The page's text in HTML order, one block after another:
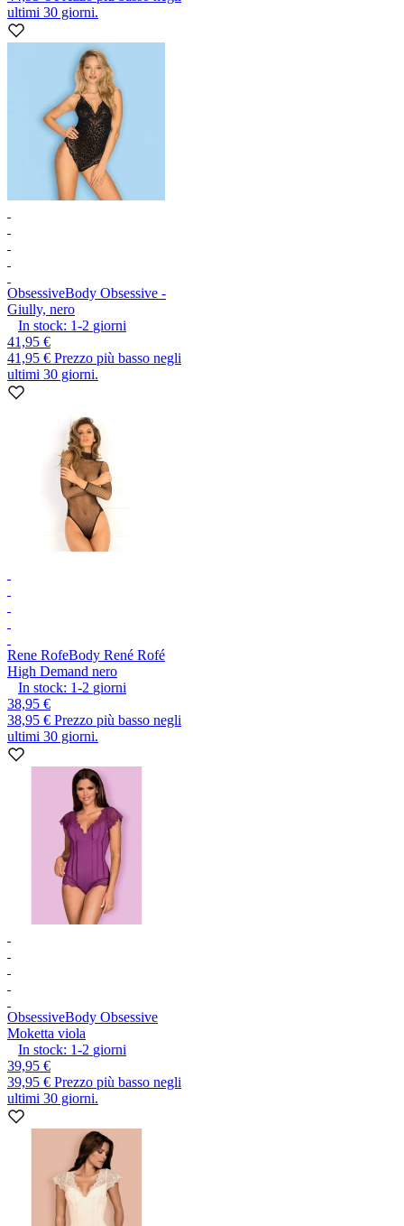
ultimi 30 giorni.
ObsessiveBody Obsessive -
Giully, nero
In stock: 1-2 giorni
41,95 €
41,95 € Prezzo più basso negli
ultimi 30 giorni.
Rene RofeBody René Rofé
High Demand nero
In stock: 1-2 giorni
38,95 €
38,95 € Prezzo più basso negli
ultimi 30 giorni.
ObsessiveBody Obsessive
Moketta viola
In stock: 1-2 giorni
39,95 €
39,95 € Prezzo più basso negli
ultimi 30 giorni.